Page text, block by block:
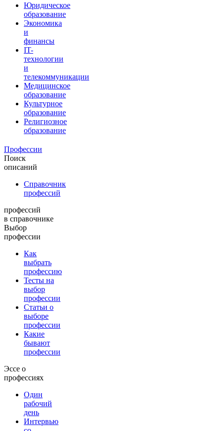
Юридическое
образование
Экономика
и
финансы
IT-
технологии
и
телекоммуникации
Медицинское
образование
Культурное
образование
Религиозное
образование
Профессии
Поиск
описаний
Справочник
профессий
профессий
в справочнике
Выбор
профессии
Как
выбрать
профессию
Тесты на
выбор
профессии
Статьи о
выборе
профессии
Какие
бывают
профессии
Эссе о
профессиях
Один
рабочий
день
Интервью